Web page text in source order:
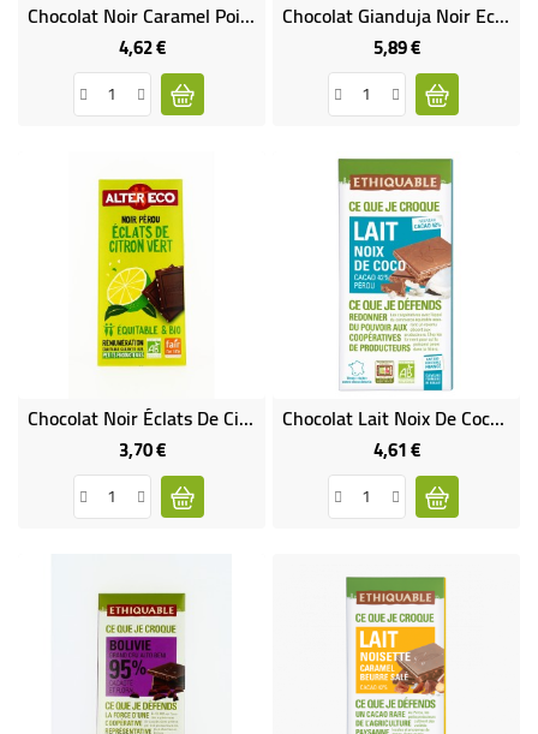
Chocolat Noir Caramel Pointe De Sel Bio & Équitable
4,62 €Prix
Chocolat Gianduja Noir Eclats De Noisettes Bio & Équitable
5,89 €Prix
Chocolat Noir Éclats De Citron Vert Bio Et Équitable
3,70 €Prix
Chocolat Lait Noix De Coco Bio & Équitable
4,61 €Prix